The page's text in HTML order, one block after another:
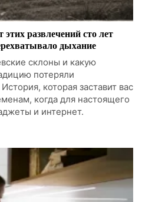
развлечений сто лет
дыхание
склоны и какую
потеряли
которая заставит вас
когда для настоящего
и интернет.